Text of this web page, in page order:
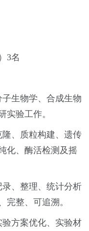
3名
子生物学、合成生物
实验工作。
隆、质粒构建、遗传
化、酶活检测及摇
录、整理、统计分析
完整、可追溯。
验方案优化、实验材